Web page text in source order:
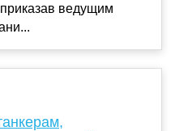
ведущим